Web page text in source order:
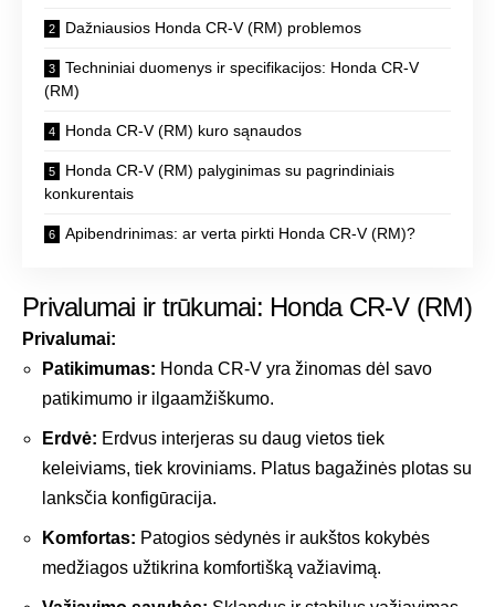
Dažniausios Honda CR-V (RM) problemos
Techniniai duomenys ir specifikacijos: Honda CR-V
(RM)
Honda CR-V (RM) kuro sąnaudos
Honda CR-V (RM) palyginimas su pagrindiniais
konkurentais
Apibendrinimas: ar verta pirkti Honda CR-V (RM)?
Privalumai ir trūkumai: Honda CR-V (RM)
Privalumai:
Patikimumas: Honda CR-V yra žinomas dėl savo
patikimumo ir ilgaamžiškumo.
Erdvė: Erdvus interjeras su daug vietos tiek
keleiviams, tiek kroviniams. Platus bagažinės plotas su
lanksčia konfigūracija.
Komfortas: Patogios sėdynės ir aukštos kokybės
medžiagos užtikrina komfortišką važiavimą.